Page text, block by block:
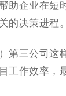
助企业在短
的决策进程。
第三公司这
工作效率，